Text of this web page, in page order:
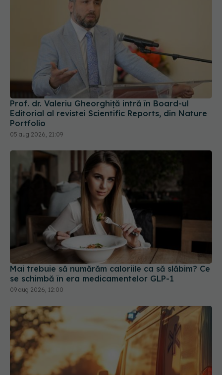
Prof. dr. Valeriu Gheorghiță intră în Board-ul
Editorial al revistei Scientific Reports, din Nature
Portfolio
05 aug 2026, 21:09
Mai trebuie să numărăm caloriile ca să slăbim? Ce
se schimbă în era medicamentelor GLP-1
09 aug 2026, 12:00